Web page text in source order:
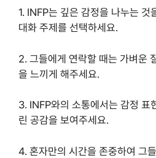
1. INFP는 깊은 감정을 나누는 것
대화 주제를 선택하세요.
2. 그들에게 연락할 때는 가벼운
을 느끼게 해주세요.
3. INFP와의 소통에서는 감정 표
린 공감을 보여주세요.
4. 혼자만의 시간을 존중하여 그